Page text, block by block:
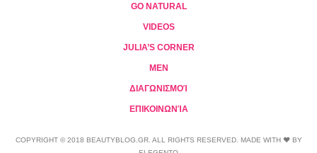
GO NATURAL
VIDEOS
JULIA’S CORNER
MEN
ΔΙΑΓΩΝΙΣΜΟΊ
ΕΠΙΚΟΙΝΩΝΊΑ
COPYRIGHT © 2018 BEAUTYBLOG.GR. ALL RIGHTS RESERVED. MADE WITH ❤ BY